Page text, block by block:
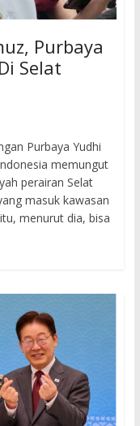
Purbaya
Selat
Purbaya Yudhi
memungut
perairan Selat
masuk kawasan
menurut dia, bisa